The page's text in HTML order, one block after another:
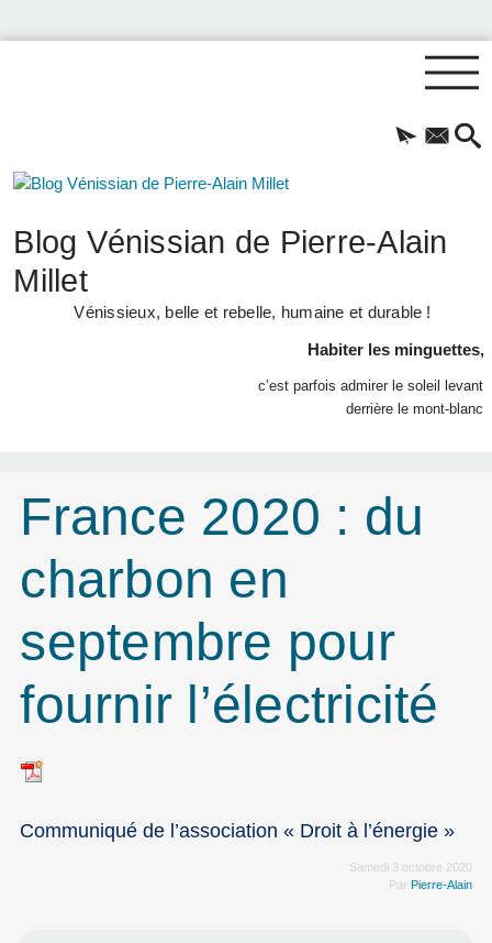
Blog Vénissian de Pierre-Alain
Millet
Vénissieux, belle et rebelle, humaine et durable !
Habiter les minguettes,
c’est parfois admirer le soleil levant
derrière le mont-blanc
France 2020 : du
charbon en
septembre pour
fournir l’électricité
Communiqué de l’association « Droit à l’énergie »
Samedi 3 octobre 2020
Par Pierre-Alain